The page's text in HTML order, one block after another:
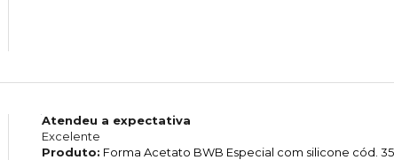
Atendeu a expectativa
Excelente
Produto: Forma Acetato BWB Especial com silicone cód.